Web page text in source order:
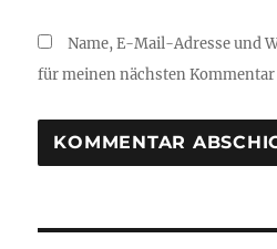
Name, E-Mail-Adresse und
für meinen nächsten